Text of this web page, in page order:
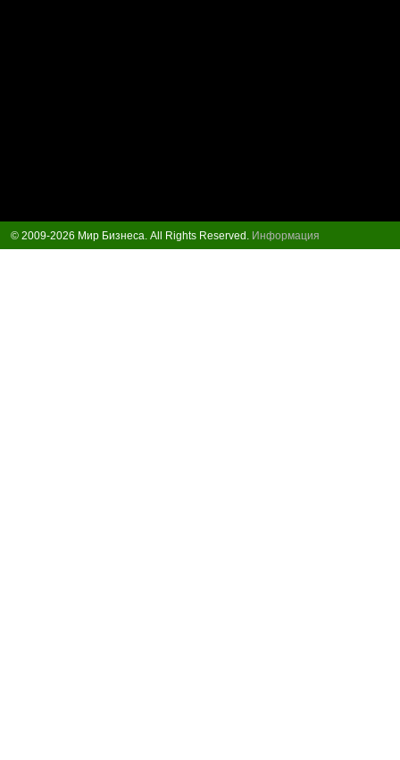
© 2009-2026 Мир Бизнеса. All Rights Reserved. Информация